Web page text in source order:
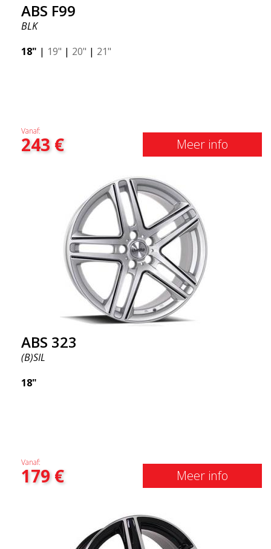
ABS F99
BLK
18" | 19" | 20" | 21"
Vanaf:
243€ Meer info
ABS 323
(B)SIL
18"
Vanaf:
179€ Meer info